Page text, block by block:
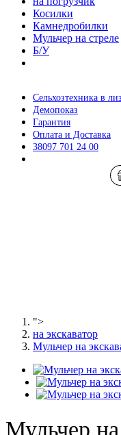
Косилки
Камнедробилки
Мульчер на стреле
Б/У
Сельхозтехника в
Демопоказ
Гарантия
Оплата и Доставка
38097 701 24 00
">
на экскаватор
Мульчер на
Мульчер на